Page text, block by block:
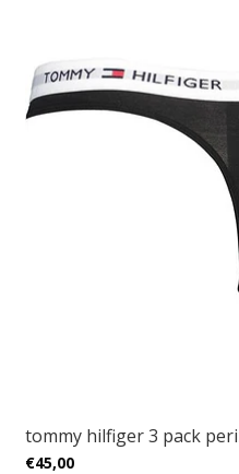
tommy hilfiger 3 pack
€45,00